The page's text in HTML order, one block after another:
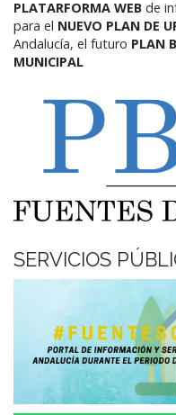
PLATARFORMA WEB de
para el NUEVO PLAN DE
Andalucía, el futuro PLAN
MUNICIPAL
SERVICIOS